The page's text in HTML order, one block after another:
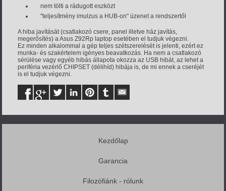
nem tölti a rádugott eszközt
"teljesítmény imulzus a HUB-on" üzenet a rendszertől
A hiba javítását (csatlakozó csere, panel illetve ház javítás,
megerősítés) a Asus Z92Rp laptop esetében el tudjuk végezni.
Ez minden alkalommal a gép teljes szétszerelését is jelenti, ezért ez
munka- és szakértelem igényes beavatkozás. Ha nem a csatlakozó
sérülése vagy egyéb hibás állapota okozza az USB hibát, az lehet a
periféria vezérlő CHIPSET (délihíd) hibája is, de mi ennek a cseréjét
is el tudjuk végezni.
Kezdőlap
Garancia
Filozófiánk - rólunk